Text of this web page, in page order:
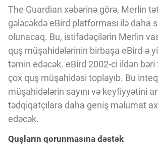
Gələcəyin Təhlili
Podkastlar
The Guardian xəbərinə görə, Merlin
gələcəkdə eBird platforması ilə daha
olunacaq. Bu, istifadəçilərin Merlin
quş müşahidələrinin birbaşa eBird-ə
təmin edəcək. eBird 2002-ci ildən
çox quş müşahidəsi toplayıb. Bu
müşahidələrin sayını və keyfiyyətini
tədqiqatçılara daha geniş məlumat
edəcək.
Quşların qorunmasına dəstək